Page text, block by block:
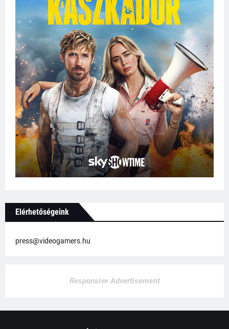
Elérhetőségeink
press@videogamers.hu
Responsive Advertisement